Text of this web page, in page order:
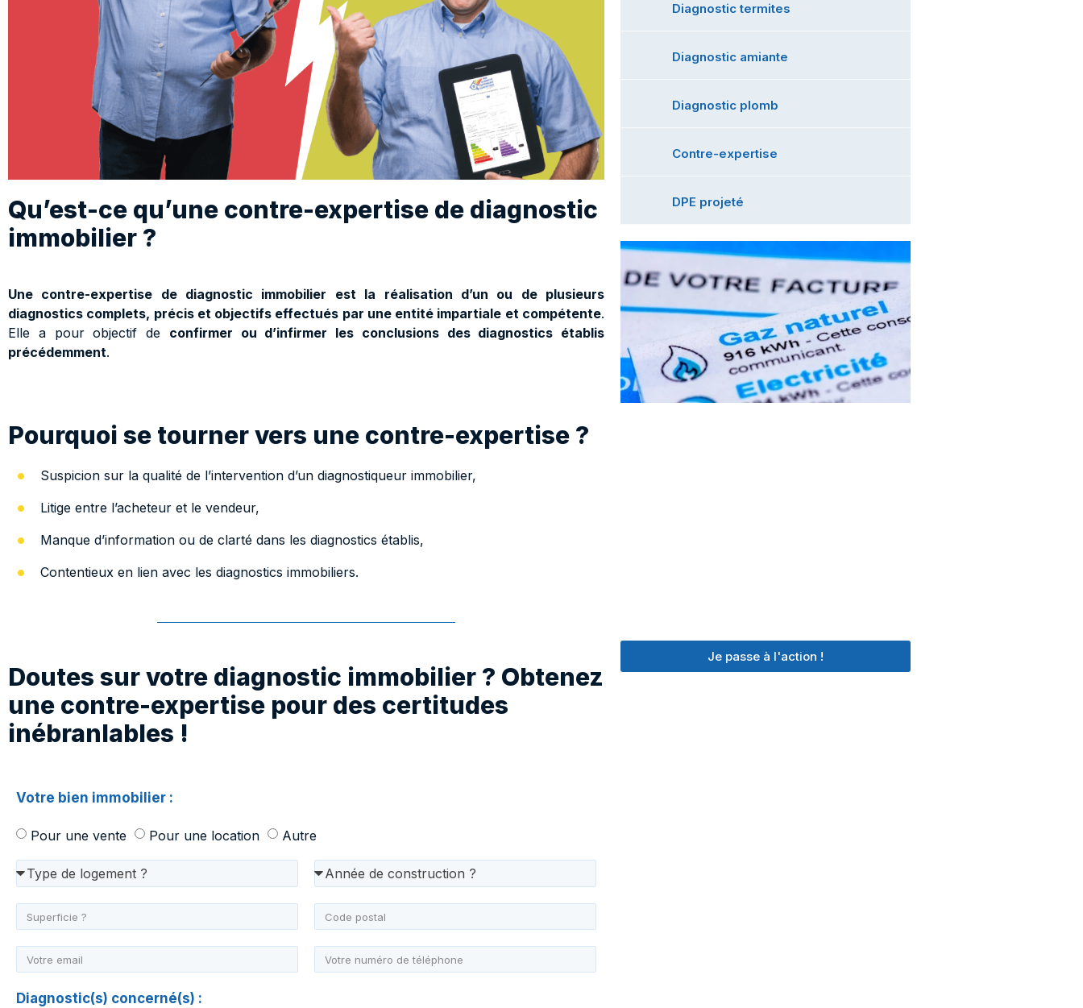
Qu’est-ce qu’une contre-expertise de diagnostic
immobilier ?
Une contre-expertise de diagnostic immobilier est la réalisation d’un ou de plusieurs
diagnostics complets, précis et objectifs effectués par une entité impartiale et compétente.
Elle a pour objectif de confirmer ou d’infirmer les conclusions des diagnostics établis
précédemment.
Pourquoi se tourner vers une contre-expertise ?
Suspicion sur la qualité de l’intervention d’un diagnostiqueur immobilier,
Litige entre l’acheteur et le vendeur,
Manque d’information ou de clarté dans les diagnostics établis,
Contentieux en lien avec les diagnostics immobiliers.
Doutes sur votre diagnostic immobilier ? Obtenez
une contre-expertise pour des certitudes
inébranlables !
Votre bien immobilier :
Pour une vente Pour une location Autre
Diagnostic(s) concerné(s) :
Diagnostic termites
Diagnostic amiante
Diagnostic plomb
Contre-expertise
DPE projeté
Je passe à l'action !